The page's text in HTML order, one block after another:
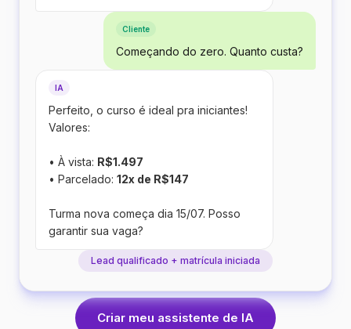
Cliente
Começando do zero. Quanto custa?
IA
Perfeito, o curso é ideal pra iniciantes!
Valores:
• À vista: R$1.497
• Parcelado: 12x de R$147
Turma nova começa dia 15/07. Posso
garantir sua vaga?
Lead qualificado + matrícula iniciada
Criar meu assistente de IA